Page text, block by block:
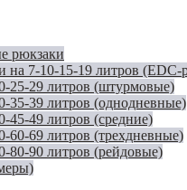
рюкзаки
на 7-10-15-19 литров (EDC-
25-29 литров (штурмовые)
35-39 литров (однодневные)
45-49 литров (средние)
60-69 литров (трехдневные)
80-90 литров (рейдовые)